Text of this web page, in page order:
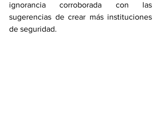
ignorancia corroborada con las
sugerencias de crear más instituciones
de seguridad.